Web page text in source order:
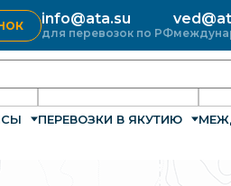
info@ata.su
для перевозок по РФ
ПЕРЕВОЗКИ В ЯКУТИЮ